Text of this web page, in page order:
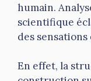
humain.
scientifique
des
En effet, la